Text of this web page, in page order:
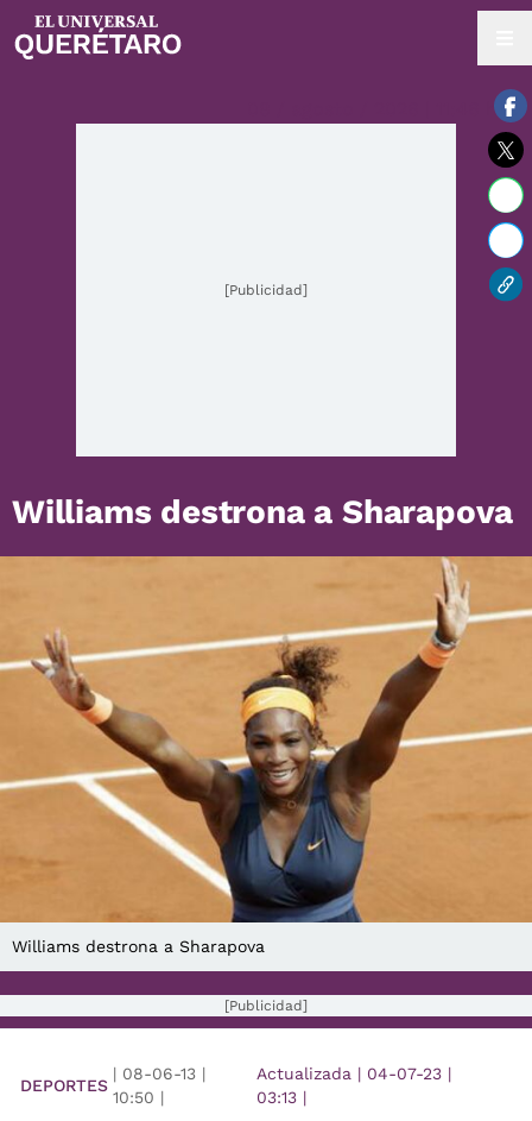
08 / agosto / 2026 | 11:46 hrs.
[Publicidad]
Williams destrona a Sharapova
Williams destrona a Sharapova
[Publicidad]
DEPORTES
| 08-06-13 |
10:50 |
Actualizada | 04-07-23 |
03:13 |